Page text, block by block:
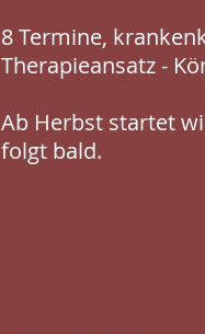
8 Termine,
Therapieansatz -
Ab Herbst startet
folgt bald.